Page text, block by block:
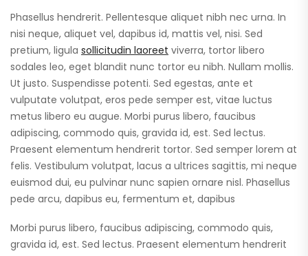
Phasellus hendrerit. Pellentesque aliquet nibh nec urna. In
nisi neque, aliquet vel, dapibus id, mattis vel, nisi. Sed
pretium, ligula sollicitudin laoreet viverra, tortor libero
sodales leo, eget blandit nunc tortor eu nibh. Nullam mollis.
Ut justo. Suspendisse potenti. Sed egestas, ante et
vulputate volutpat, eros pede semper est, vitae luctus
metus libero eu augue. Morbi purus libero, faucibus
adipiscing, commodo quis, gravida id, est. Sed lectus.
Praesent elementum hendrerit tortor. Sed semper lorem at
felis. Vestibulum volutpat, lacus a ultrices sagittis, mi neque
euismod dui, eu pulvinar nunc sapien ornare nisl. Phasellus
pede arcu, dapibus eu, fermentum et, dapibus
Morbi purus libero, faucibus adipiscing, commodo quis,
gravida id, est. Sed lectus. Praesent elementum hendrerit